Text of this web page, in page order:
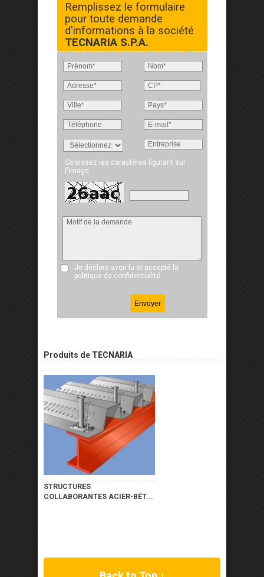
Remplissez le formulaire
pour toute demande
d'informations à la société
TECNARIA S.P.A.
Saisissez les caractères figurant sur
l'image
Je déclare avoir lu et accepté la
politique de confidentialité
Produits de TECNARIA
STRUCTURES
COLLABORANTES ACIER-BÉT...